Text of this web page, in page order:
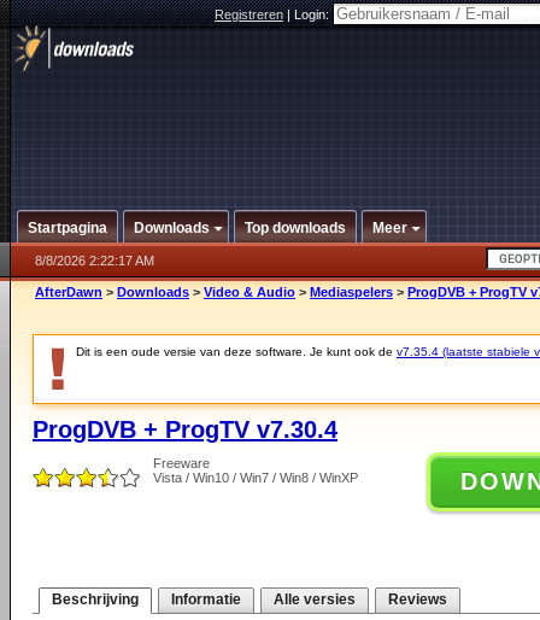
Registreren|Login:
Startpagina Downloads Top downloads Meer
8/8/2026 2:22:17 AM
AfterDawn > Downloads > Video & Audio > Mediaspelers > ProgDVB + ProgTV
Dit is een oude versie van deze software. Je kunt ook de v7.35.4 (laatste stabiele
ProgDVB + ProgTV v7.30.4
Freeware
Vista / Win10 / Win7 / Win8 / WinXP
Beschrijving Informatie Alle versies Reviews